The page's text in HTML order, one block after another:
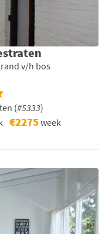
v/h bos
(#5333)
€2275week